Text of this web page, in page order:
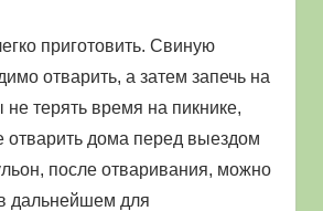
приготовить. Свиную
отварить, а затем запечь на
не терять время на пикнике,
отварить дома перед выездом
после отваривания, можно
дальнейшем для